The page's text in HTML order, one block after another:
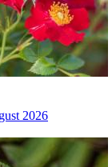
2026